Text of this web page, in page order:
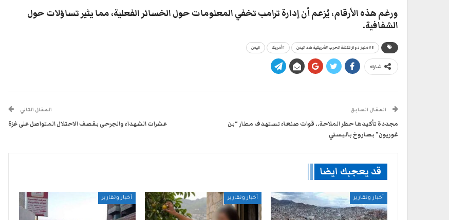
ورغم هذه الأرقام، يُزعم أن إدارة ترامب تخفي المعلومات حول الخسائر الفعلية، مما يثير تساؤلات حول
الشفافية.
#8 مليار دولار تكلفة الحرب الأمريكية ضد اليمن #أمريكا اليمن
شارك
المقال السابق
مجددة تأكيدها حظر الملاحة.. قوات صنعاء تستهدف مطار “بن
غوريون” بصاروخ باليستي
المقال التالي
عشرات الشهداء والجرحى بقصف الاحتلال المتواصل على غزة
قد يعجبك ايضا
أخبار وتقارير أخبار وتقارير أخبار وتقارير